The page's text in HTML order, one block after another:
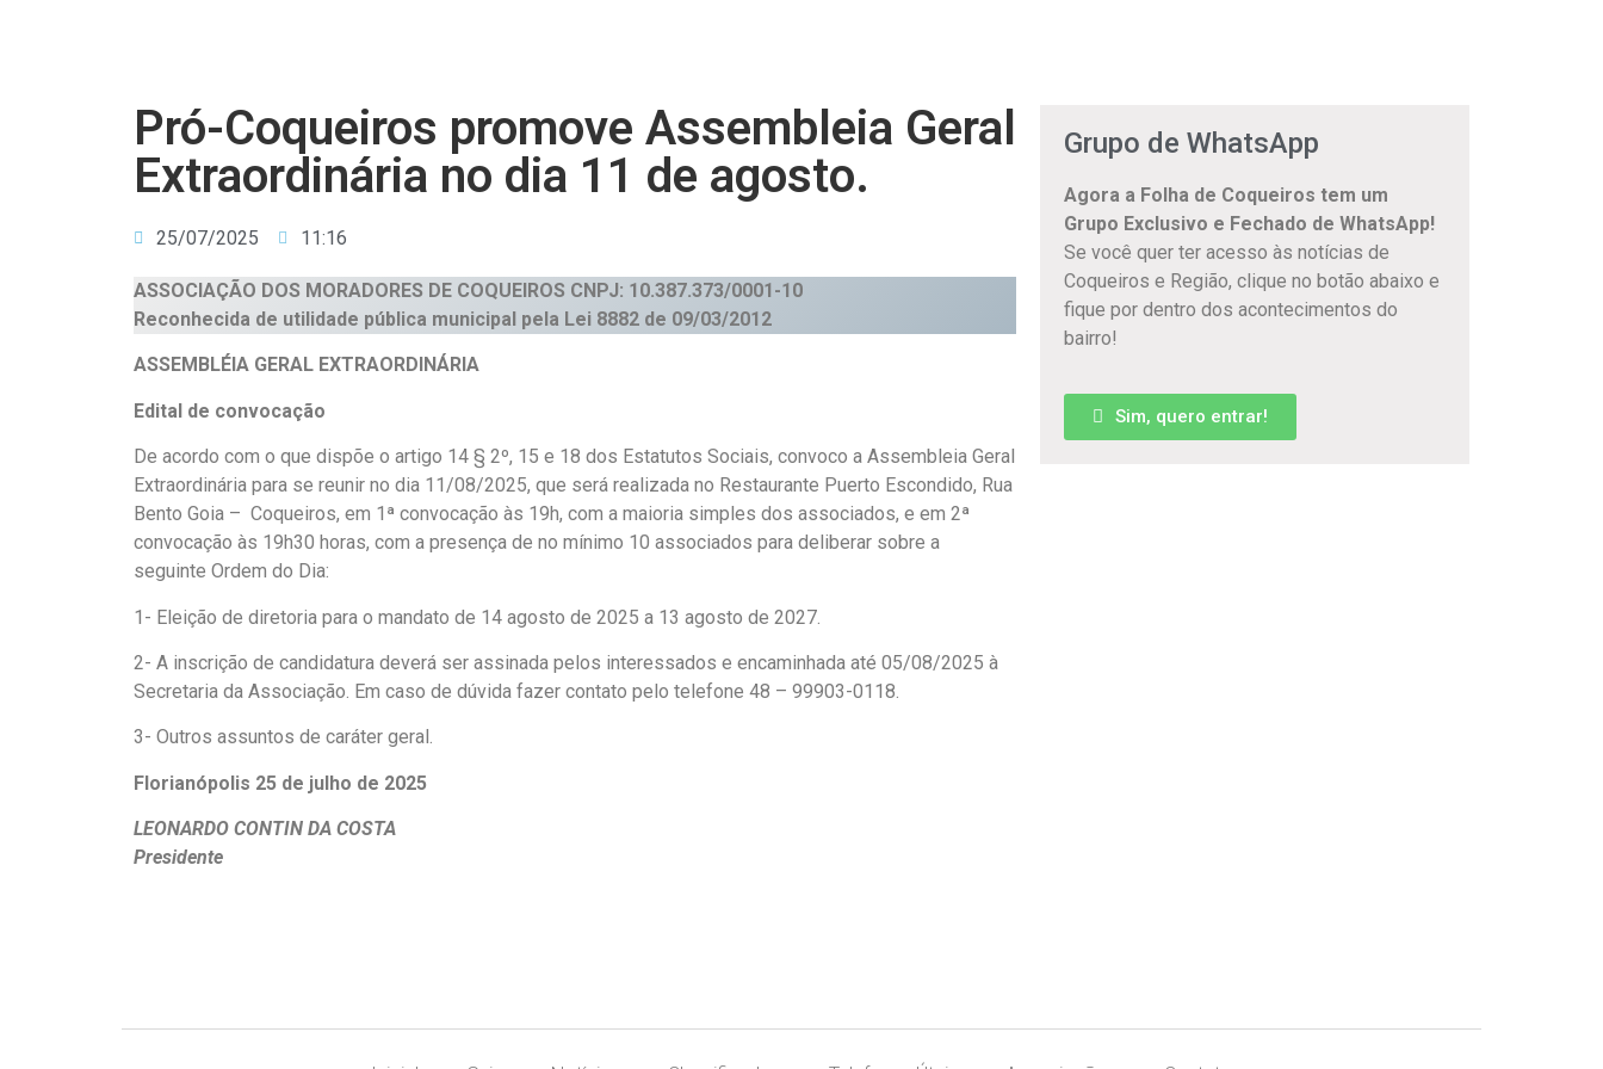
Pró-Coqueiros promove Assembleia Geral
Extraordinária no dia 11 de agosto.
25/07/2025 11:16
ASSOCIAÇÃO DOS MORADORES DE COQUEIROS CNPJ: 10.387.373/0001-10
Reconhecida de utilidade pública municipal pela Lei 8882 de 09/03/2012
ASSEMBLÉIA GERAL EXTRAORDINÁRIA
Edital de convocação
De acordo com o que dispõe o artigo 14 § 2º, 15 e 18 dos Estatutos Sociais, convoco a Assembleia Geral
Extraordinária para se reunir no dia 11/08/2025, que será realizada no Restaurante Puerto Escondido, Rua
Bento Goia – Coqueiros, em 1ª convocação às 19h, com a maioria simples dos associados, e em 2ª
convocação às 19h30 horas, com a presença de no mínimo 10 associados para deliberar sobre a
seguinte Ordem do Dia:
1- Eleição de diretoria para o mandato de 14 agosto de 2025 a 13 agosto de 2027.
2- A inscrição de candidatura deverá ser assinada pelos interessados e encaminhada até 05/08/2025 à
Secretaria da Associação. Em caso de dúvida fazer contato pelo telefone 48 – 99903-0118.
3- Outros assuntos de caráter geral.
Florianópolis 25 de julho de 2025
LEONARDO CONTIN DA COSTA
Presidente
Grupo de WhatsApp
Agora a Folha de Coqueiros tem um
Grupo Exclusivo e Fechado de WhatsApp!
Se você quer ter acesso às notícias de
Coqueiros e Região, clique no botão abaixo e
fique por dentro dos acontecimentos do
bairro!
Sim, quero entrar!